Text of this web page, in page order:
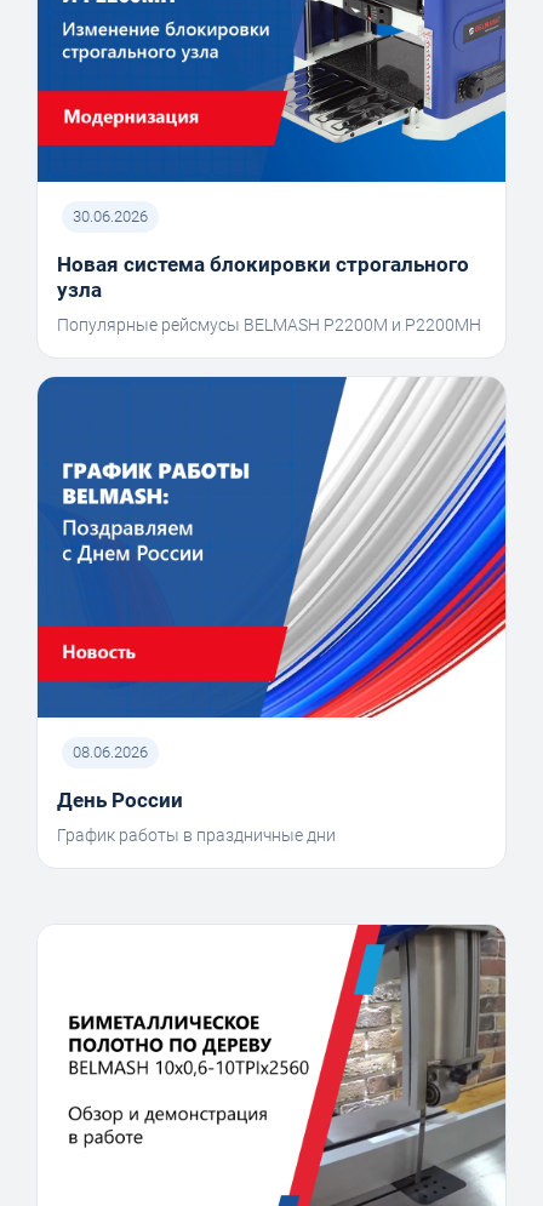
30.06.2026
Новая система блокировки строгального
узла
Популярные рейсмусы BELMASH P2200M и P2200MH
08.06.2026
День России
График работы в праздничные дни